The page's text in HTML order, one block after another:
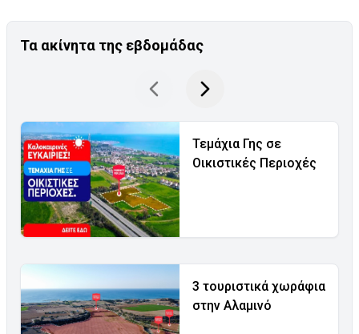
Τα ακίνητα της εβδομάδας
Τεμάχια Γης σε
Οικιστικές Περιοχές
3 τουριστικά χωράφια
στην Αλαμινό